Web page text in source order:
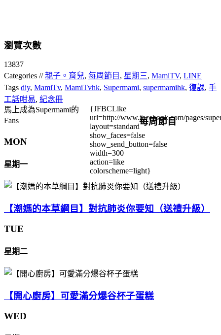
瀏覽次數
13837
Categories //親子。育兒, 每周節目 , 星期三, MamiTV, LINE
Tags diy, MamiTv, MamiTvhk, Supermami, supermamihk, 復課, 手
工話咁易, 紀念冊
馬上成為Supermami的
Fans
{JFBCLike
url=http://www.facebook.com/pages/
layout=standard
show_faces=false
show_send_button=false
width=300
action=like
colorscheme=light}
每周節目
MON
星期一
【潮媽的本草綱目】對抗肺炎你要知（送禮升級）
TUE
星期二
【開心廚房】可愛滿分爆谷杯子蛋糕
WED